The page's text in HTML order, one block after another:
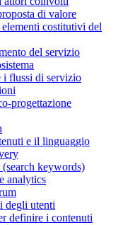
di valore
costitutivi del
del servizio
i flussi di servizio
progettazione
e il linguaggio
keywords)
analytics
degli utenti
definire i contenuti